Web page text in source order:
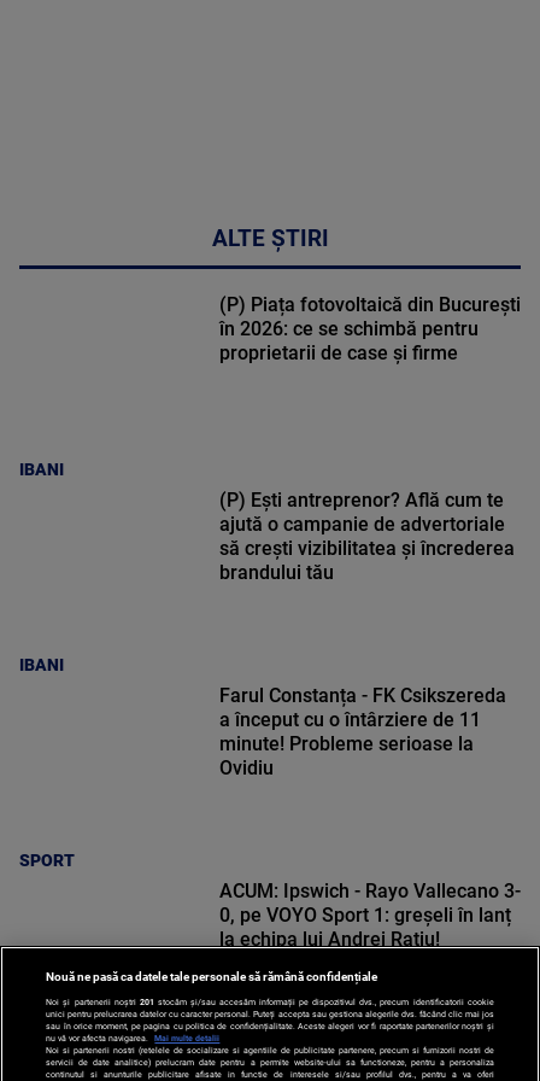
ALTE ȘTIRI
IBANI
(P) Piața fotovoltaică din București
în 2026: ce se schimbă pentru
proprietarii de case și firme
IBANI
(P) Ești antreprenor? Află cum te
ajută o campanie de advertoriale
să crești vizibilitatea și încrederea
brandului tău
SPORT
Farul Constanța - FK Csikszereda
a început cu o întârziere de 11
minute! Probleme serioase la
Ovidiu
SPORT
ACUM: Ipswich - Rayo Vallecano 3-
0, pe VOYO Sport 1: greșeli în lanț
la echipa lui Andrei Rațiu!
Nouă ne pasă ca datele tale personale să rămână confidențiale
Noi și partenerii noștri 201 stocăm și/sau accesăm informații pe dispozitivul dvs., precum identificatorii cookie
unici pentru prelucrarea datelor cu caracter personal. Puteți accepta sau gestiona alegerile dvs. făcând clic mai jos
sau în orice moment, pe pagina cu politica de confidențialitate. Aceste alegeri vor fi raportate partenerilor noștri și
nu vă vor afecta navigarea.
Mai multe detalii
Noi si partenerii nostri (retelele de socializare si agentiile de publicitate partenere, precum si furnizorii nostri de
servicii de date analitice) prelucram date pentru a permite website-ului sa functioneze, pentru a personaliza
continutul si anunturile publicitare afisate in functie de interesele si/sau profilul dvs., pentru a va oferi